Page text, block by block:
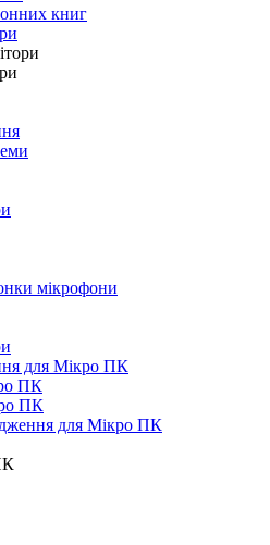
книг
мікрофони
для Мікро ПК
ПК
ПК
для Мікро ПК